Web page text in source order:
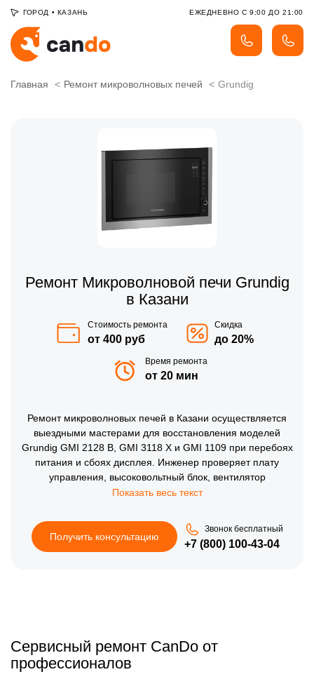
ГОРОД • КАЗАНЬ ЕЖЕДНЕВНО С 9:00 ДО 21:00
Главная Ремонт микроволновых печей Grundig
Ремонт Микроволновой печи Grundig
в Казани
Стоимость ремонта
от 400 руб
Скидка
до 20%
Время ремонта
от 20 мин
Ремонт микроволновых печей в Казани осуществляется
выездными мастерами для восстановления моделей
Grundig GMI 2128 B, GMI 3118 X и GMI 1109 при перебоях
питания и сбоях дисплея. Инженер проверяет плату
управления, высоковольтный блок, вентилятор
охлаждения и контакты, устраняя неисправности без
на дому позволяет быстро заменить элементы питания,
восстановить электронный модуль и настроить режимы
разогрева в день обращения. Использование фирменных
Получить консультацию
Звонок бесплатный
+7 (800) 100-43-04
Сервисный ремонт CanDo от
профессионалов